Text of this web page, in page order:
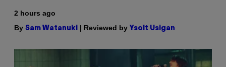
2 hours ago
By Sam Watanuki | Reviewed by Ysolt Usigan